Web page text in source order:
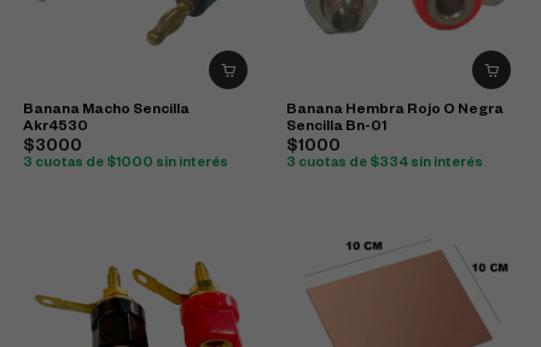
Banana Macho Sencilla
Akr4530
$3000
3 cuotas de $1000 sin interés
Banana Hembra Rojo O Negra
Sencilla Bn-01
$1000
3 cuotas de $334 sin interés